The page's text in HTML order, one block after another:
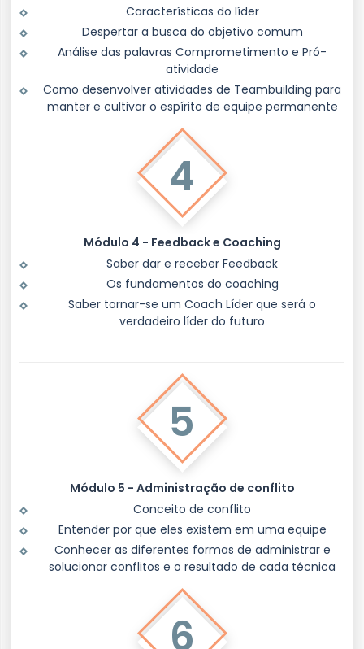
Características do líder
Despertar a busca do objetivo comum
Análise das palavras Comprometimento e Pró-
atividade
Como desenvolver atividades de Teambuilding para
manter e cultivar o espírito de equipe permanente
4
Módulo 4 - Feedback e Coaching
Saber dar e receber Feedback
Os fundamentos do coaching
Saber tornar-se um Coach Líder que será o
verdadeiro líder do futuro
5
Módulo 5 - Administração de conflito
Conceito de conflito
Entender por que eles existem em uma equipe
Conhecer as diferentes formas de administrar e
solucionar conflitos e o resultado de cada técnica
6